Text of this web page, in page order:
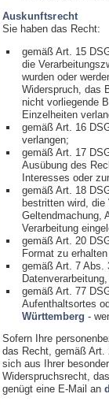
Auskunftsrecht
Sie haben das Recht:
gemäß Art. 15
die
wurden oder
Widerspruch, das
nicht vorliegende
Einzelheiten
gemäß Art. 16
verlangen;
gemäß Art. 17
Ausübung des
Interesses oder
gemäß Art. 18
bestritten wird, die
Geltendmachung,
Verarbeitung
gemäß Art. 20
Format zu
gemäß Art. 7 Abs.
gemäß Art. 77
Aufenthaltsortes
Württemberg -
Sofern Ihre
das Recht, gemäß Art.
sich aus Ihrer
Widerspruchsrecht,
genügt eine E-Mail an